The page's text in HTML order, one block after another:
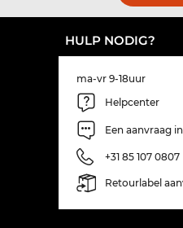
HULP NODIG?
ma-vr 9-18uur
Helpcenter
Een aanvraag
+31 85 107 0807
Retourlabel